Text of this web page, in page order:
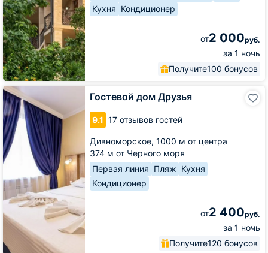
Кухня Кондиционер
от2 000руб.
за 1 ночь
Получите100 бонусов
Гостевой дом Друзья
9.1 17 отзывов гостей
Дивноморское, 1000 м от центра
374 м от Черного моря
Первая линия Пляж Кухня
Кондиционер
от2 400руб.
за 1 ночь
Получите120 бонусов
Гостевой
дом
Друзья